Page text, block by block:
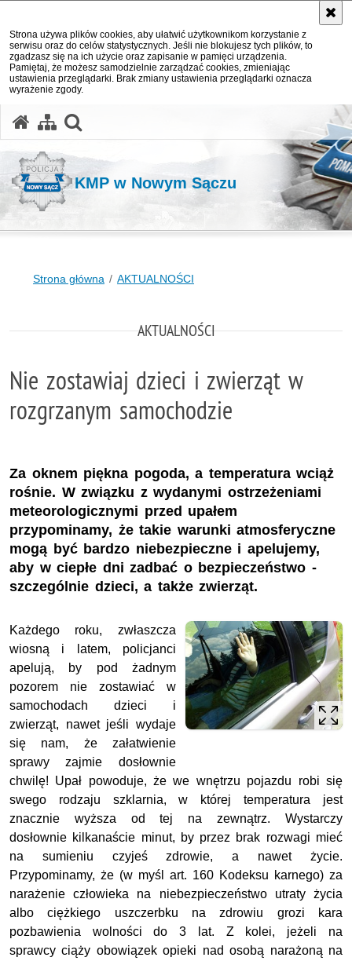
Strona używa plików cookies, aby ułatwić użytkownikom korzystanie z
serwisu oraz do celów statystycznych. Jeśli nie blokujesz tych plików, to
zgadzasz się na ich użycie oraz zapisanie w pamięci urządzenia.
Pamiętaj, że możesz samodzielnie zarządzać cookies, zmieniając
ustawienia przeglądarki. Brak zmiany ustawienia przeglądarki oznacza
wyrażenie zgody.
KMP w Nowym Sączu
Strona główna AKTUALNOŚCI
AKTUALNOŚCI
Nie zostawiaj dzieci i zwierząt w
rozgrzanym samochodzie
Za oknem piękna pogoda, a temperatura wciąż
rośnie. W związku z wydanymi ostrzeżeniami
meteorologicznymi przed upałem
przypominamy, że takie warunki atmosferyczne
mogą być bardzo niebezpieczne i apelujemy,
aby w ciepłe dni zadbać o bezpieczeństwo -
szczególnie dzieci, a także zwierząt.
Każdego roku, zwłaszcza
wiosną i latem, policjanci
apelują, by pod żadnym
pozorem nie zostawiać w
samochodach dzieci i
zwierząt, nawet jeśli wydaje
się nam, że załatwienie
sprawy zajmie dosłownie
chwilę! Upał powoduje, że we wnętrzu pojazdu robi się
swego rodzaju szklarnia, w której temperatura jest
znacznie wyższa od tej na zewnątrz. Wystarczy
dosłownie kilkanaście minut, by przez brak rozwagi mieć
na sumieniu czyjeś zdrowie, a nawet życie.
Przypominamy, że (w myśl art. 160 Kodeksu karnego) za
narażenie człowieka na niebezpieczeństwo utraty życia
albo ciężkiego uszczerbku na zdrowiu grozi kara
pozbawienia wolności do 3 lat. Z kolei, jeżeli na
sprawcy ciąży obowiązek opieki nad osobą narażoną na